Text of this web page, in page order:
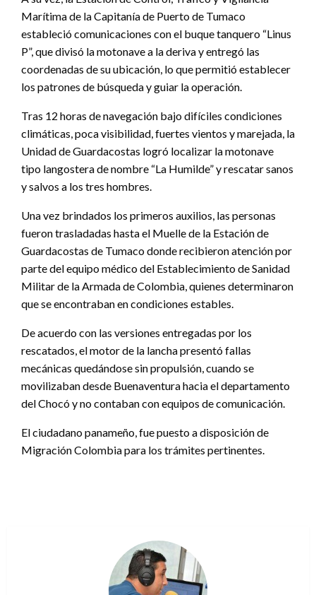
Marítima de la Capitanía de Puerto de Tumaco
estableció comunicaciones con el buque tanquero “Linus
P”, que divisó la motonave a la deriva y entregó las
coordenadas de su ubicación, lo que permitió establecer
los patrones de búsqueda y guiar la operación.
Tras 12 horas de navegación bajo difíciles condiciones
climáticas, poca visibilidad, fuertes vientos y marejada, la
Unidad de Guardacostas logró localizar la motonave
tipo langostera de nombre “La Humilde” y rescatar sanos
y salvos a los tres hombres.
Una vez brindados los primeros auxilios, las personas
fueron trasladadas hasta el Muelle de la Estación de
Guardacostas de Tumaco donde recibieron atención por
parte del equipo médico del Establecimiento de Sanidad
Militar de la Armada de Colombia, quienes determinaron
que se encontraban en condiciones estables.
De acuerdo con las versiones entregadas por los
rescatados, el motor de la lancha presentó fallas
mecánicas quedándose sin propulsión, cuando se
movilizaban desde Buenaventura hacia el departamento
del Chocó y no contaban con equipos de comunicación.
El ciudadano panameño, fue puesto a disposición de
Migración Colombia para los trámites pertinentes.